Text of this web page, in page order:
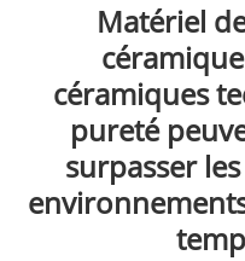
Matériel
céramiques
pureté
surpasser